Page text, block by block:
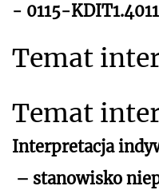
- 0115-
Temat
Temat
Interpretacja
– stanowisko